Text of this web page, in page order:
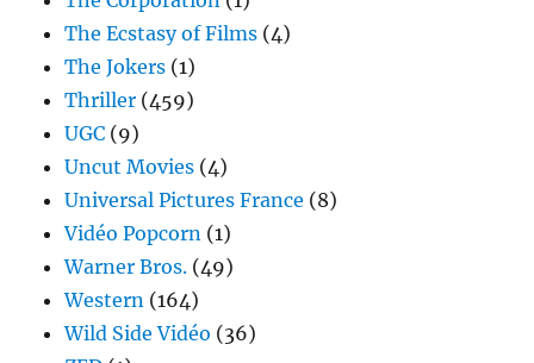
The Ecstasy of Films (4)
The Jokers (1)
Thriller (459)
UGC (9)
Uncut Movies (4)
Universal Pictures France (8)
Vidéo Popcorn (1)
Warner Bros. (49)
Western (164)
Wild Side Vidéo (36)